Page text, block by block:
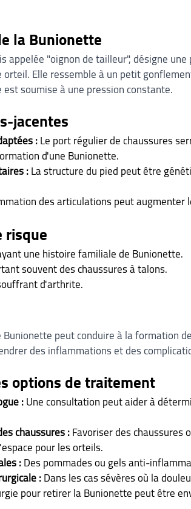
la Bunionette
appelée "oignon de tailleur", désigne
orteil. Elle ressemble à un petit
soumise à une pression constante.
jacentes
: Le port régulier de chaussures
d'une Bunionette.
: La structure du pied peut être
des articulations peut augmenter
risque
une histoire familiale de Bunionette.
souvent des chaussures à talons.
d'arthrite.
Bunionette peut conduire à la formation
des inflammations et des
options de traitement
: Une consultation peut aider à
chaussures : Favoriser des
pour les orteils.
: Des pommades ou gels anti-
: Dans les cas sévères où la
pour retirer la Bunionette peut être